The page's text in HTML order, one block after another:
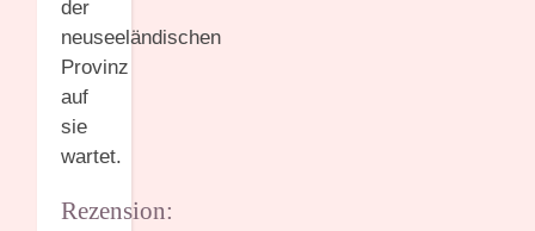
der
neuseeländischen
Provinz
auf
sie
wartet.
Rezension: